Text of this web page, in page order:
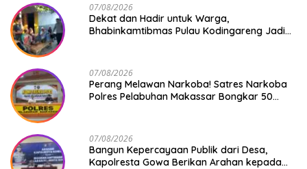
07/08/2026
Dekat dan Hadir untuk Warga,
Bhabinkamtibmas Pulau Kodingareng Jadi
07/08/2026
Perang Melawan Narkoba! Satres Narkoba
Polres Pelabuhan Makassar Bongkar 50
07/08/2026
Bangun Kepercayaan Publik dari Desa,
Kapolresta Gowa Berikan Arahan kepada